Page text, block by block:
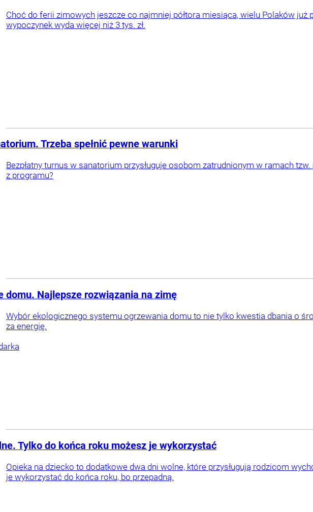
Choć do ferii zimowych jeszcze co najmniej półtora miesiąca, wielu Polaków już
wypoczynek wyda więcej niż 3 tys. zł.
Trzeba spełnić pewne warunki
Bezpłatny turnus w sanatorium przysługuje osobom zatrudnionym w ramach
z programu?
domu. Najlepsze rozwiązania na zimę
Wybór ekologicznego systemu ogrzewania domu to nie tylko kwestia dbania o
za energię.
Tylko do końca roku możesz je wykorzystać
Opieka na dziecko to dodatkowe dwa dni wolne, które przysługują rodzicom
je wykorzystać do końca roku, bo przepadną.